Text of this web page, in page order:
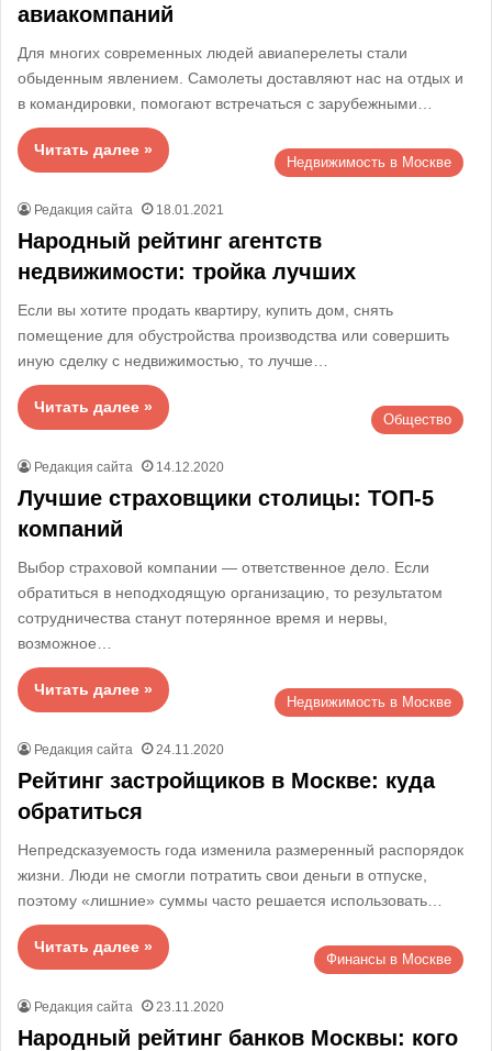
авиакомпаний
Для многих современных людей авиаперелеты стали
обыденным явлением. Самолеты доставляют нас на отдых и
в командировки, помогают встречаться с зарубежными…
Читать далее »
Недвижимость в Москве
Редакция сайта 18.01.2021
Народный рейтинг агентств
недвижимости: тройка лучших
Если вы хотите продать квартиру, купить дом, снять
помещение для обустройства производства или совершить
иную сделку с недвижимостью, то лучше…
Читать далее »
Общество
Редакция сайта 14.12.2020
Лучшие страховщики столицы: ТОП-5
компаний
Выбор страховой компании — ответственное дело. Если
обратиться в неподходящую организацию, то результатом
сотрудничества станут потерянное время и нервы,
возможное…
Читать далее »
Недвижимость в Москве
Редакция сайта 24.11.2020
Рейтинг застройщиков в Москве: куда
обратиться
Непредсказуемость года изменила размеренный распорядок
жизни. Люди не смогли потратить свои деньги в отпуске,
поэтому «лишние» суммы часто решается использовать…
Читать далее »
Финансы в Москве
Редакция сайта 23.11.2020
Народный рейтинг банков Москвы: кого